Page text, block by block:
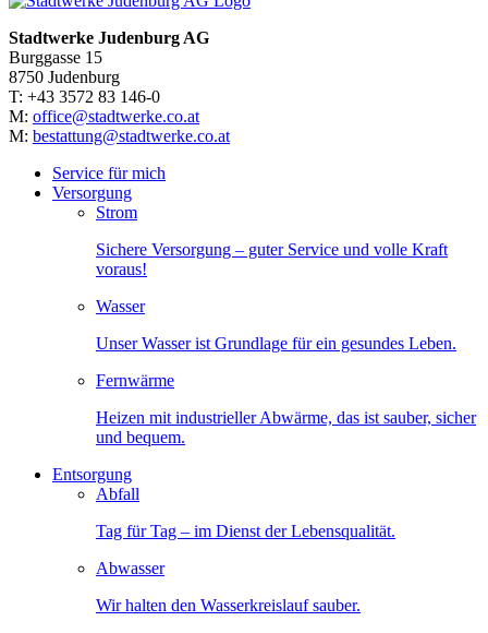
Stadtwerke Judenburg AG
Burggasse 15
8750 Judenburg
T: +43 3572 83 146-0
M: office@stadtwerke.co.at
M: bestattung@stadtwerke.co.at
Service für mich
Versorgung
Strom
Sichere Versorgung – guter Service und volle Kraft
voraus!
Wasser
Unser Wasser ist Grundlage für ein gesundes Leben.
Fernwärme
Heizen mit industrieller Abwärme, das ist sauber, sicher
und bequem.
Entsorgung
Abfall
Tag für Tag – im Dienst der Lebensqualität.
Abwasser
Wir halten den Wasserkreislauf sauber.